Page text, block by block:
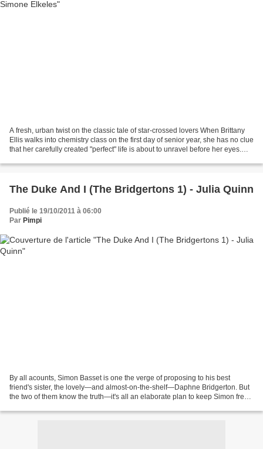
A fresh, urban twist on the classic tale of star-crossed lovers When Brittany
Ellis walks into chemistry class on the first day of senior year, she has no clue
that her carefully created "perfect" life is about to unravel before her eyes.
The Duke And I (The Bridgertons 1) - Julia Quinn
Publié le 19/10/2011 à 06:00
Par Pimpi
By all acounts, Simon Basset is one the verge of proposing to his best
friend's sister, the lovely—and almost-on-the-shelf—Daphne Bridgerton. But
the two of them know the truth—it's all an elaborate plan to keep Simon free